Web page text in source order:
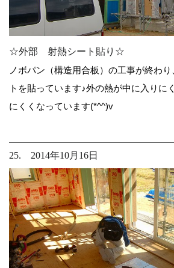
☆外部 射熱シート貼り☆
ノボパン（構造用合板）の工事が終わ
トを貼っています♪外の熱が中に入りに
にくくなっています(*^^)v
25. 2014年10月16日